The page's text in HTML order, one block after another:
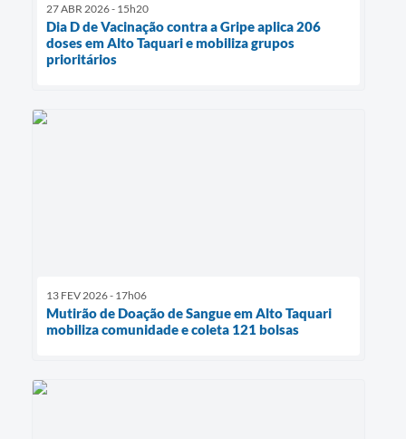
27 ABR 2026 - 15h20
Dia D de Vacinação contra a Gripe aplica 206
doses em Alto Taquari e mobiliza grupos
prioritários
13 FEV 2026 - 17h06
Mutirão de Doação de Sangue em Alto Taquari
mobiliza comunidade e coleta 121 bolsas